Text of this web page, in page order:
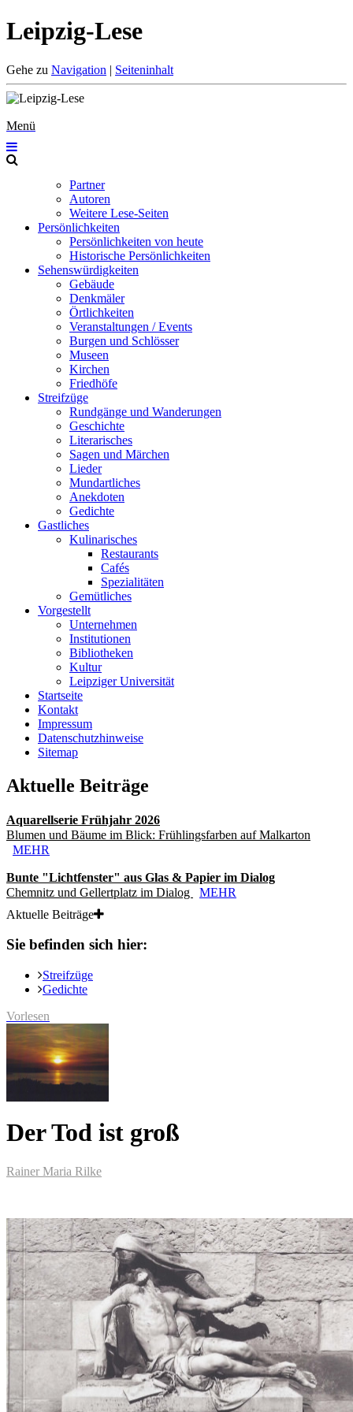
Leipzig-Lese
Gehe zu Navigation | Seiteninhalt
Menü
Partner
Autoren
Weitere Lese-Seiten
Persönlichkeiten
Persönlichkeiten von heute
Historische Persönlichkeiten
Sehenswürdigkeiten
Gebäude
Denkmäler
Örtlichkeiten
Veranstaltungen / Events
Burgen und Schlösser
Museen
Kirchen
Friedhöfe
Streifzüge
Rundgänge und Wanderungen
Geschichte
Literarisches
Sagen und Märchen
Lieder
Mundartliches
Anekdoten
Gedichte
Gastliches
Kulinarisches
Restaurants
Cafés
Spezialitäten
Gemütliches
Vorgestellt
Unternehmen
Institutionen
Bibliotheken
Kultur
Leipziger Universität
Startseite
Kontakt
Impressum
Datenschutzhinweise
Sitemap
Aktuelle Beiträge
Aquarellserie Frühjahr 2026
Blumen und Bäume im Blick: Frühlingsfarben auf Malkarton
MEHR
Bunte "Lichtfenster" aus Glas & Papier im Dialog
Chemnitz und Gellertplatz im Dialog
MEHR
Aktuelle Beiträge
Sie befinden sich hier:
Streifzüge
Gedichte
Vorlesen
Der Tod ist groß
Rainer Maria Rilke